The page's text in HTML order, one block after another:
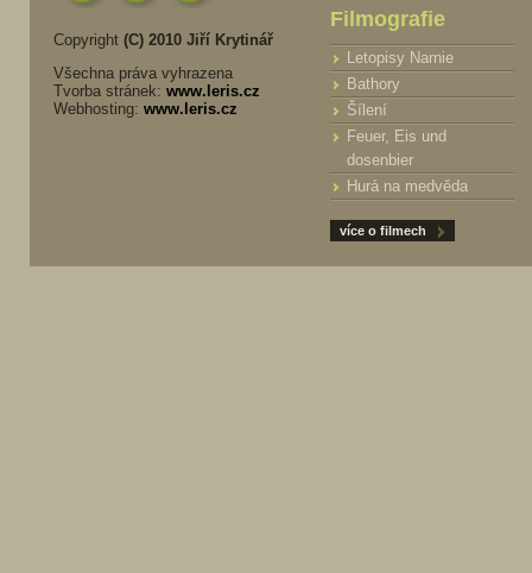
Copyright (C) 2010 Jiří Krytinář
Všechna práva vyhrazena
Tvorba stránek: www.leris.cz
Webhosting: www.leris.cz
Filmografie
Letopisy Narnie
Bathory
Šílení
Feuer, Eis und
dosenbier
Hurá na medvěda
více o filmech